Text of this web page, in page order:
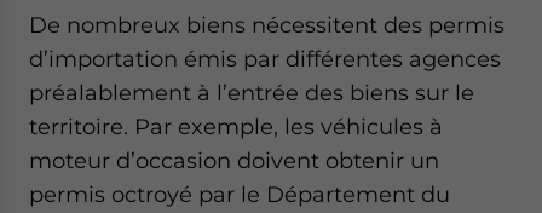
De nombreux biens nécessitent des permis
d’importation émis par différentes agences
préalablement à l’entrée des biens sur le
territoire. Par exemple, les véhicules à
moteur d’occasion doivent obtenir un
permis octroyé par le Département du